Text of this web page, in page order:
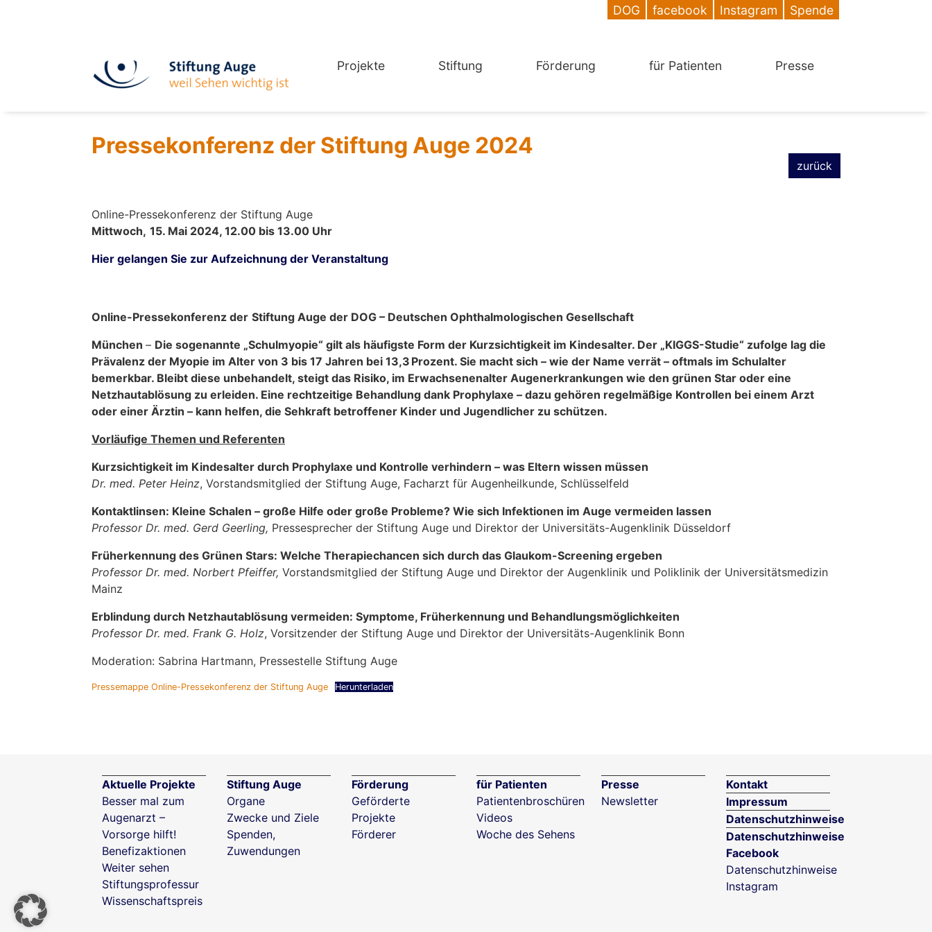
DOG facebook Instagram Spende
Projekte Stiftung Förderung für Patienten Presse
Pressekonferenz der Stiftung Auge 2024
zurück
Online-Pressekonferenz der Stiftung Auge
Mittwoch, 15. Mai 2024, 12.00 bis 13.00 Uhr
Hier gelangen Sie zur Aufzeichnung der Veranstaltung
Online-Pressekonferenz der Stiftung Auge der DOG – Deutschen Ophthalmologischen Gesellschaft
München – Die sogenannte „Schulmyopie“ gilt als häufigste Form der Kurzsichtigkeit im Kindesalter. Der „KIGGS-Studie“ zufolge lag die
Prävalenz der Myopie im Alter von 3 bis 17 Jahren bei 13,3 Prozent. Sie macht sich – wie der Name verrät – oftmals im Schulalter
bemerkbar. Bleibt diese unbehandelt, steigt das Risiko, im Erwachsenenalter Augenerkrankungen wie den grünen Star oder eine
Netzhautablösung zu erleiden. Eine rechtzeitige Behandlung dank Prophylaxe – dazu gehören regelmäßige Kontrollen bei einem Arzt
oder einer Ärztin – kann helfen, die Sehkraft betroffener Kinder und Jugendlicher zu schützen.
Vorläufige Themen und Referenten
Kurzsichtigkeit im Kindesalter durch Prophylaxe und Kontrolle verhindern – was Eltern wissen müssen
Dr. med. Peter Heinz, Vorstandsmitglied der Stiftung Auge, Facharzt für Augenheilkunde, Schlüsselfeld
Kontaktlinsen: Kleine Schalen – große Hilfe oder große Probleme? Wie sich Infektionen im Auge vermeiden lassen
Professor Dr. med. Gerd Geerling, Pressesprecher der Stiftung Auge und Direktor der Universitäts-Augenklinik Düsseldorf
Früherkennung des Grünen Stars: Welche Therapiechancen sich durch das Glaukom-Screening ergeben
Professor Dr. med. Norbert Pfeiffer, Vorstandsmitglied der Stiftung Auge und Direktor der Augenklinik und Poliklinik der Universitätsmedizin
Mainz
Erblindung durch Netzhautablösung vermeiden: Symptome, Früherkennung und Behandlungsmöglichkeiten
Professor Dr. med. Frank G. Holz, Vorsitzender der Stiftung Auge und Direktor der Universitäts-Augenklinik Bonn
Moderation: Sabrina Hartmann, Pressestelle Stiftung Auge
Pressemappe Online-Pressekonferenz der Stiftung Auge Herunterladen
Aktuelle Projekte
Besser mal zum
Augenarzt –
Vorsorge hilft!
Benefizaktionen
Weiter sehen
Stiftungsprofessur
Wissenschaftspreis
Stiftung Auge
Organe
Zwecke und Ziele
Spenden,
Zuwendungen
Förderung
Geförderte
Projekte
Förderer
für Patienten
Patientenbroschüren
Videos
Woche des Sehens
Presse
Newsletter
Kontakt
Impressum
Datenschutzhinweise
Datenschutzhinweise
Facebook
Datenschutzhinweise
Instagram